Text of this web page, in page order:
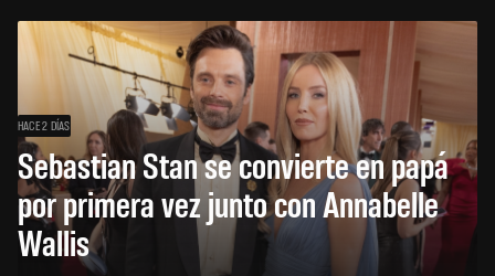
HACE 2 DÍAS
Sebastian Stan se convierte en papá
por primera vez junto con Annabelle
Wallis